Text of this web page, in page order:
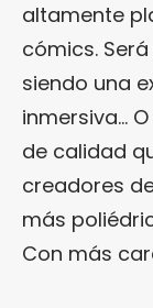
altamente
cómics.
siendo una
inmersiva…
de calidad
creadores
más
Con más